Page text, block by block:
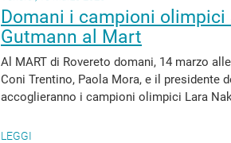
Domani i campioni
Gutmann al Mart
Al MART di Rovereto domani, 14 marzo
Coni Trentino, Paola Mora, e il presidente
accoglieranno i campioni olimpici Lara
LEGGI